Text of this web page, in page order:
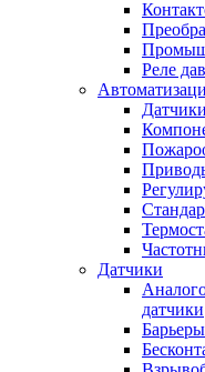
Реле
Датчики
Датчики
датчики